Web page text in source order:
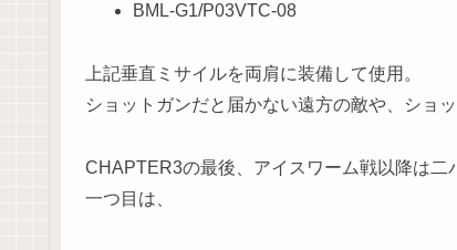
BML-G1/P03VTC-08
上記垂直ミサイルを両肩に装備して使用。
ショットガンだと届かない遠方の敵や、ショ
CHAPTER3の最後、アイスワーム戦以降は二
一つ目は、